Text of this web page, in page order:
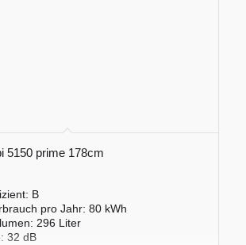
5150 prime 178cm
B
pro Jahr: 80 kWh
296 Liter
32 dB